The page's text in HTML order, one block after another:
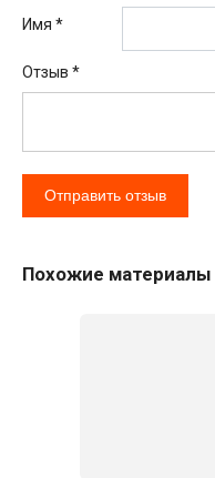
Имя *
Отзыв *
Похожие материалы